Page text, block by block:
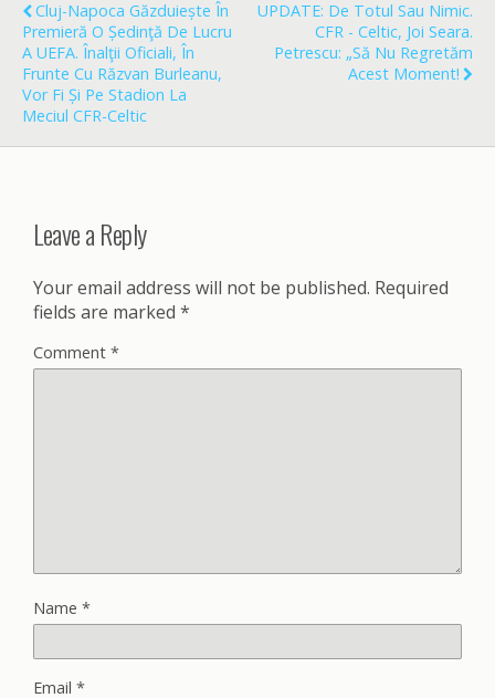
k
Cluj-Napoca Găzduiește În
Premieră O Ședinţă De Lucru
A UEFA. Înalţii Oficiali, În
Frunte Cu Răzvan Burleanu,
Vor Fi Și Pe Stadion La
Meciul CFR-Celtic
UPDATE: De Totul Sau Nimic.
CFR - Celtic, Joi Seara.
Petrescu: „Să Nu Regretăm
Acest Moment!
Leave a Reply
Your email address will not be published. Required
fields are marked *
Comment *
Name *
Email *